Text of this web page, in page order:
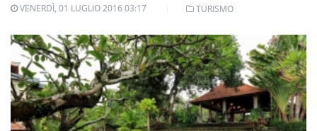
VENERDÌ, 01 LUGLIO 2016 03:17 TURISMO